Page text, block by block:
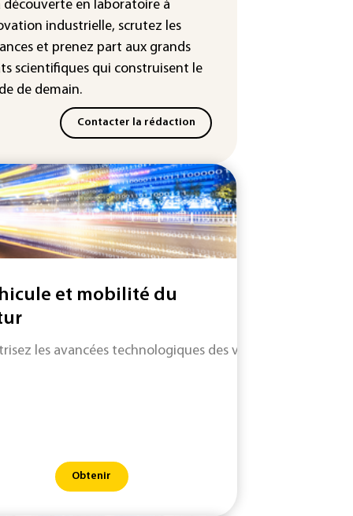
découverte en laboratoire à
industrielle, scrutez les
et prenez part aux grands
scientifiques qui construisent le
de demain.
Contacter la rédaction
et mobilité du
les avancées technologiques des véhicules et
Obtenir